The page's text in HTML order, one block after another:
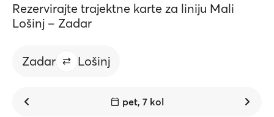
Rezervirajte trajektne karte za liniju Mali
Lošinj – Zadar
Zadar Lošinj
pet, 7 kol